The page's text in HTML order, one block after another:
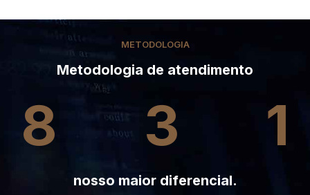
METODOLOGIA
Metodologia de atendimento
8 3 1
nosso maior diferencial.